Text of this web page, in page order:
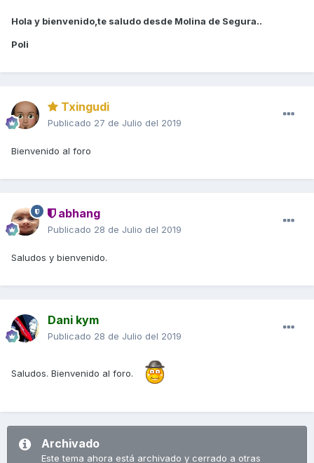
Hola y bienvenido,te saludo desde Molina de Segura..
Poli
Txingudi
Publicado 27 de Julio del 2019
Bienvenido al foro
abhang
Publicado 28 de Julio del 2019
Saludos y bienvenido.
Dani kym
Publicado 28 de Julio del 2019
Saludos. Bienvenido al foro.
Archivado
Este tema ahora está archivado y cerrado a otras